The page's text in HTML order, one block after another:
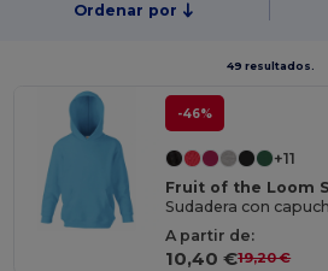
Ordenar por
49 resultados.
-46%
+11
Fruit of the Loom
Sudadera con
A partir de:
10,40 €19,20 €